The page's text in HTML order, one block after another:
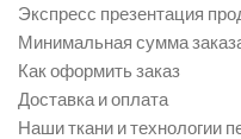
Экспресс презентация
Минимальная сумма
Как оформить заказ
Доставка и оплата
Наши ткани и технологии